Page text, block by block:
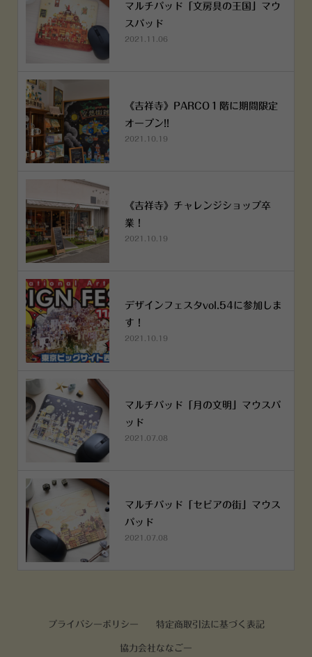
マルチパッド「文房具の王国」マウ
スパッド
2021.11.06
《吉祥寺》PARCO１階に期間限定
オープン!!
2021.10.19
《吉祥寺》チャレンジショップ卒
業！
2021.10.19
デザインフェスタvol.54に参加しま
す！
2021.10.19
マルチパッド「月の文明」マウスパ
ッド
2021.07.08
マルチパッド「セピアの街」マウス
パッド
2021.07.08
プライバシーポリシー 特定商取引法に基づく表記
協力会社ななごー